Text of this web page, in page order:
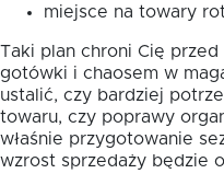
miejsce na towary
Taki plan chroni Cię
gotówki i chaosem w
ustalić, czy bardziej
towaru, czy poprawy
właśnie przygotowanie
wzrost sprzedaży będzie